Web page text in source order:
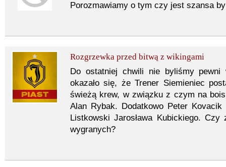
Porozmawiamy o tym czy jest szansa
Rozgrzewka przed bitwą z wikingami
Do ostatniej chwili nie byliśmy pewni
okazało się, że Trener Siemieniec
świeżą krew, w związku z czym na
Alan Rybak. Dodatkowo Peter Kovacik
Listkowski Jarosława Kubickiego.
wygranych?